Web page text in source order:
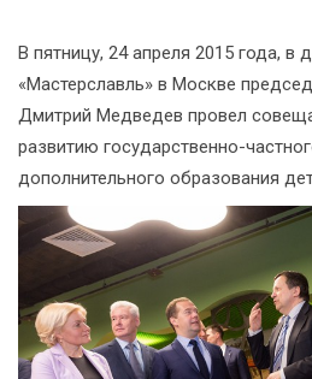
В пятницу, 24 апреля 2015 года, в
«Мастерславль» в Москве
Дмитрий Медведев провел
развитию государственно-
дополнительного образования